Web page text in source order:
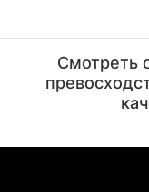
(Captain Brick M...)
Смотреть